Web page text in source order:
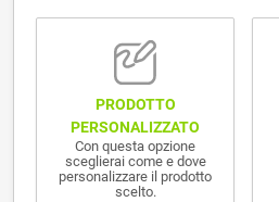
PRODOTTO
PERSONALIZZATO
Con questa opzione
sceglierai come e dove
personalizzare il prodotto
scelto.